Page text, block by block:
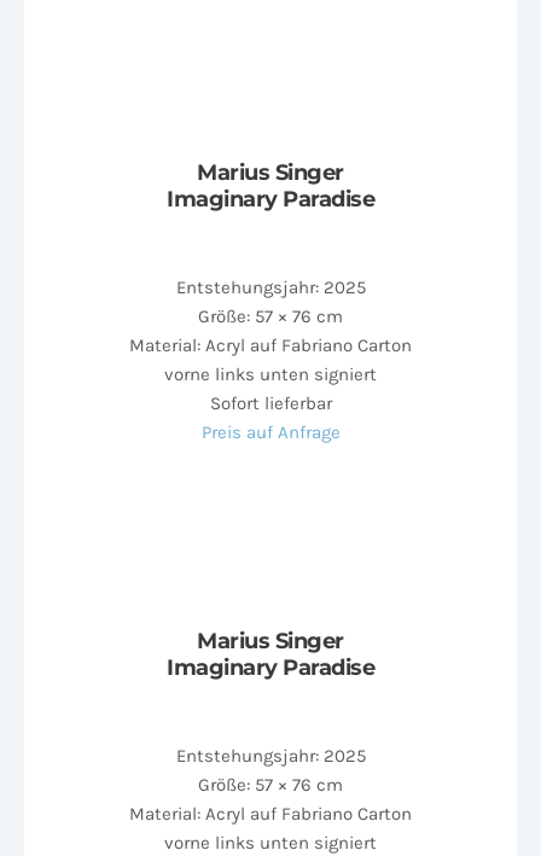
Marius Singer
Imaginary Paradise
Entstehungsjahr: 2025
Größe: 57 × 76 cm
Material: Acryl auf Fabriano Carton
vorne links unten signiert
Sofort lieferbar
Preis auf Anfrage
Marius Singer
Imaginary Paradise
Entstehungsjahr: 2025
Größe: 57 × 76 cm
Material: Acryl auf Fabriano Carton
vorne links unten signiert